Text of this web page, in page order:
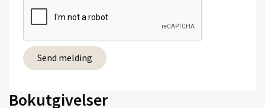
Bokutgivelser